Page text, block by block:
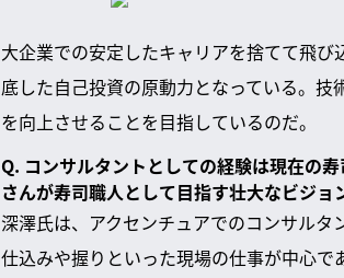
大企業での安定したキャリアを捨てて飛
底した自己投資の原動力となっている。
を向上させることを目指しているのだ。
Q. コンサルタントとしての経験は現在の
さんが寿司職人として目指す壮大なビジョ
深澤氏は、アクセンチュアでのコンサル
仕込みや握りといった現場の仕事が中心